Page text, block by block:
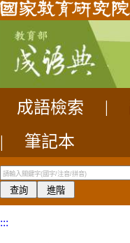
成語檢索
|
筆記本
:::